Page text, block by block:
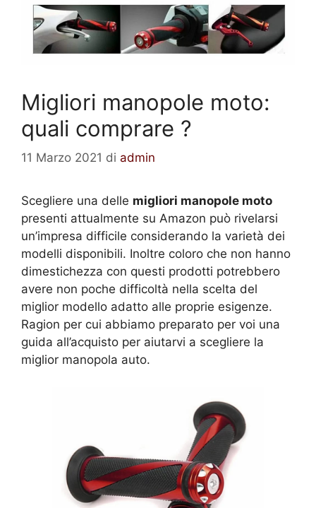
Migliori manopole moto:
quali comprare ?
11 Marzo 2021 di admin
Scegliere una delle migliori manopole moto
presenti attualmente su Amazon può rivelarsi
un’impresa difficile considerando la varietà dei
modelli disponibili. Inoltre coloro che non hanno
dimestichezza con questi prodotti potrebbero
avere non poche difficoltà nella scelta del
miglior modello adatto alle proprie esigenze.
Ragion per cui abbiamo preparato per voi una
guida all’acquisto per aiutarvi a scegliere la
miglior manopola auto.